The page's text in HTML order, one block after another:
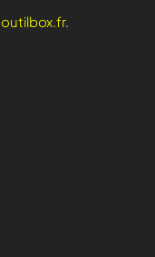
outilbox.fr.